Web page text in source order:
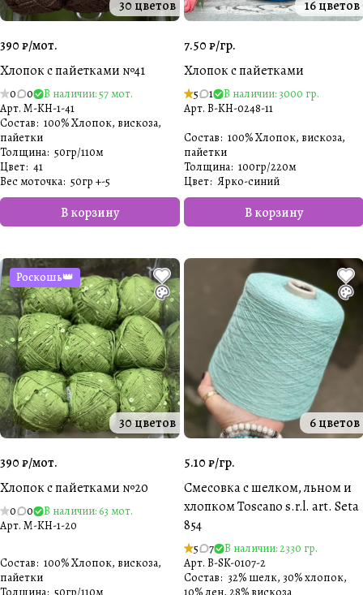
30 цветов
390 ₽/мот.
Хлопок с пайетками №41
0 0
В наличии: 57 мот.
Арт. M-KH-1-41
В корзину
Состав: 100% Хлопок, вискоза,
пайетки
Толщина: 50гр/110м
Цвет: 41
Вес моточка: 50гр +-5
16 цветов
7.50 ₽/гр.
Хлопок с пайетками
5 1
В наличии: 3000 гр.
Арт. B-KH-0248-11
В корзину
Состав: 100% Хлопок, вискоза,
пайетки
Толщина: 100гр/220м
Цвет: Ярко-синий
Роскошь👑
30 цветов
390 ₽/мот.
Хлопок с пайетками №20
0 0
В наличии: 63 мот.
Арт. M-KH-1-20
Состав: 100% Хлопок, вискоза,
пайетки
6 цветов
5.10 ₽/гр.
Смесовка с шелком, льном и
хлопком Toscano s.r.l. art. Seta
854
5 7
В наличии: 2330 гр.
Арт. B-SK-0107-2
Состав: 32% шелк, 30% хлопок,